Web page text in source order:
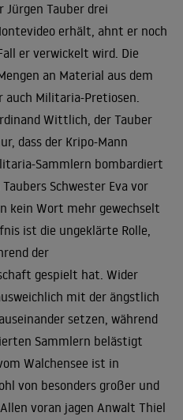
Tauber drei
erhält, ahnt er noch
er verwickelt wird. Die
an Material aus dem
Militaria-Pretiosen.
Wittlich, der Tauber
dass der Kripo-Mann
Sammlern bombardiert
Schwester Eva vor
kein Wort mehr gewechselt
ist die ungeklärte Rolle,
der
gespielt hat. Wider
mit der ängstlich
setzen, während
Sammlern belästigt
Walchensee ist in
von besonders großer und
voran jagen Anwalt Thiel